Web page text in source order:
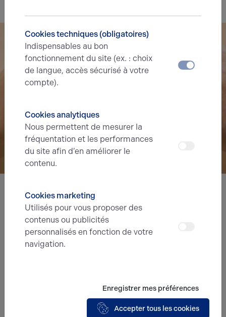
Nous avons hâte de vous lire,
prenez contact !
Nom*
Cookies techniques (obligatoires)
Indispensables au bon
fonctionnement du site (ex. : choix
de langue, accès sécurisé à votre
compte).
Cookies analytiques
Nous permettent de mesurer la
fréquentation et les performances
du site afin d’en améliorer le
contenu.
Cookies marketing
Utilisés pour vous proposer des
contenus ou publicités
personnalisés en fonction de votre
navigation.
Enregistrer mes préférences
Accepter tous les cookies